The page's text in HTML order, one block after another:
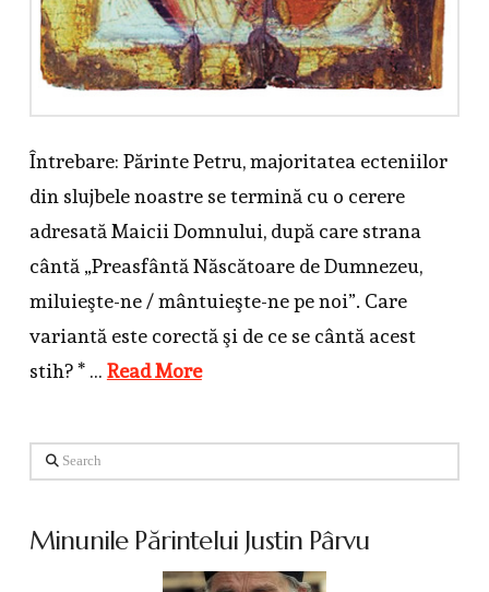
Întrebare: Părinte Petru, majoritatea ecteniilor
din slujbele noastre se termină cu o cerere
adresată Maicii Domnului, după care strana
cântă „Preasfântă Născătoare de Dumnezeu,
miluieşte-ne / mântuieşte-ne pe noi”. Care
variantă este corectă şi de ce se cântă acest
stih? * … Read More
Search
Minunile Părintelui Justin Pârvu